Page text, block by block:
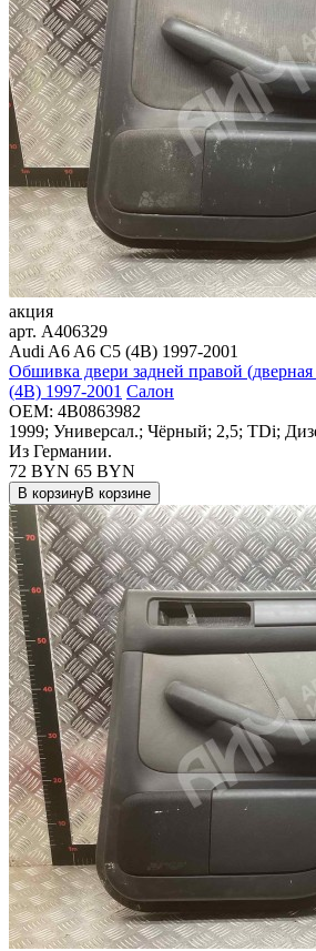
акция
арт. A406329
Audi A6 A6 C5 (4B) 1997-2001
Обшивка двери задней правой
(4B) 1997-2001 Салон
OEM: 4B0863982
1999; Универсал.; Чёрный; 2,5; TDi;
Из Германии.
72 BYN 65 BYN
В корзинуВ корзине